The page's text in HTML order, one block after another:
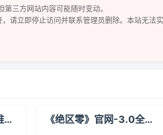
三方网站内容可能随时变动。
请立即停止访问并联系管理员删除。本站无法
安粉丝网-好玩的手游推荐-热门手机游戏下载-安卓软件下载 《绝区零》官网-3.0全新版本「某个梦游者的自白」现已上线！